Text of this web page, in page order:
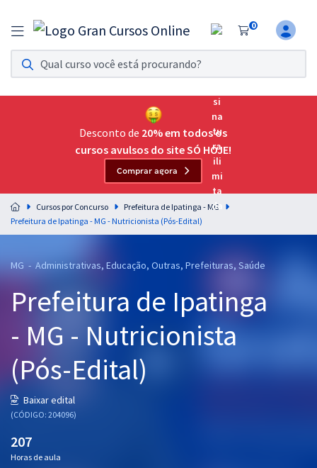
0
Assinatura Ilimitada 11
Acesso a todos os cursos. Teste grátis por 7 dias!
Assinatura OAB Até Passar
Acesso ilimitado a toda preparação para o Exame da
Residências Multiprofissionais
Preparação completa e intensiva para as principais
residências em saúde do Brasil
Cursos 20% OFF
Graduação
OAB
Desconto de 20% em todos os
cursos avulsos do site SÓ HOJE!
Comprar agora
Cursos por Concurso
Prefeitura de Ipatinga - MG
Prefeitura de Ipatinga - MG - Nutricionista (Pós-Edital)
MG - Administrativas, Educação, Outras, Prefeituras, Saúde
Prefeitura de Ipatinga
- MG - Nutricionista
(Pós-Edital)
Baixar edital
(CÓDIGO: 204096)
207
Horas de aula